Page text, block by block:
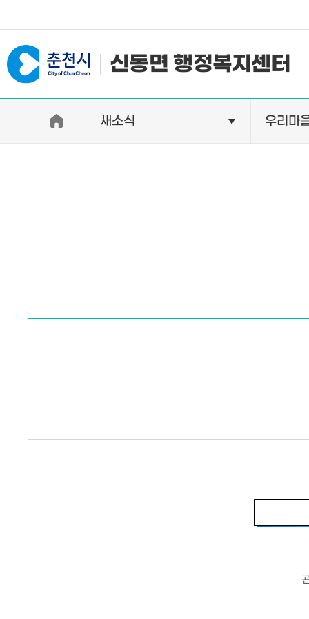
신동면 행정복지센터
우리면소개
#일자리지원센터 #물가정보
새소식 우리마